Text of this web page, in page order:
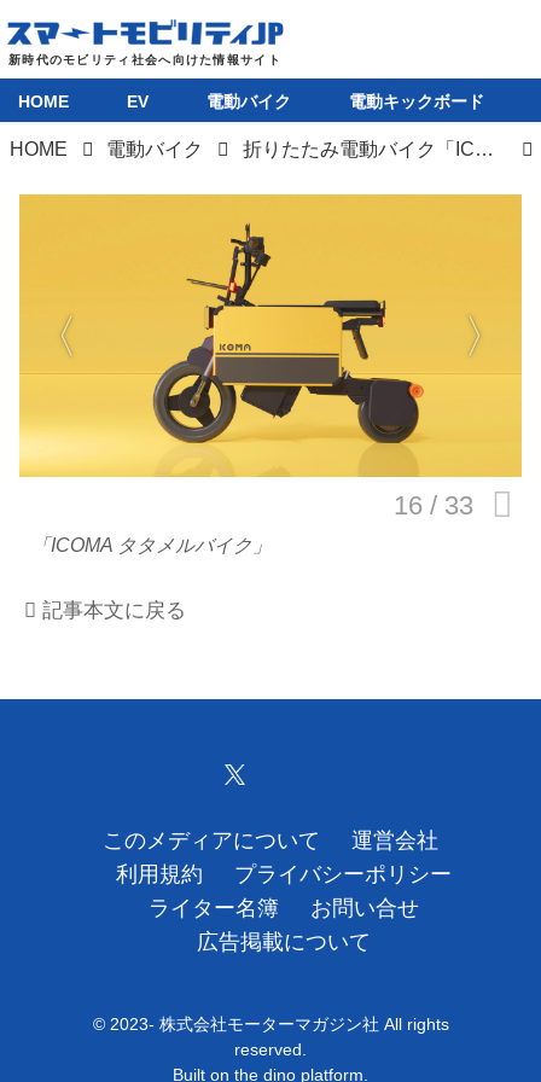
電動バイク
電動キックボード
ライフスタイル
テクノロジー
プライバシーポリシー
広告掲載について
HOME EV 電動バイク 電動キックボード
HOME 電動バイク 折りたたみ電動バイク「ICOMA タタメルバイク」が先行販売の受付を開始
「ICOMA タタメルバイク」
記事本文に戻る
このメディアについて
運営会社
利用規約
プライバシーポリシー
ライター名簿
お問い合せ
広告掲載について
© 2023- 株式会社モーターマガジン社 All rights
reserved.
Built on the dino platform.